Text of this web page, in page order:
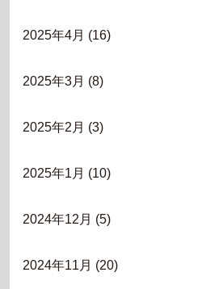
2025年4月 (16)
2025年3月 (8)
2025年2月 (3)
2025年1月 (10)
2024年12月 (5)
2024年11月 (20)